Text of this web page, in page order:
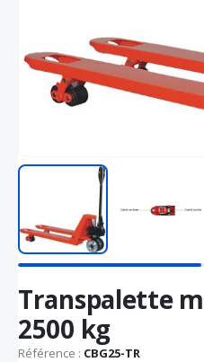
au
début
de
la
Transpalette
2500 kg
Référence : CBG25-TR